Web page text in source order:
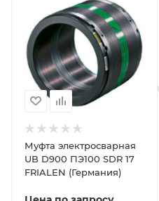
Муфта электросварная
UB D900 ПЭ100 SDR 17
FRIALEN (Германия)